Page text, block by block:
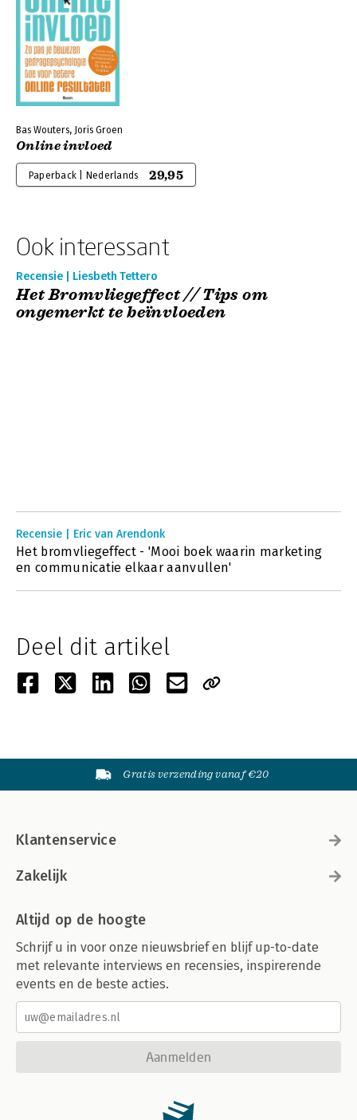
Bas Wouters, Joris Groen
Online invloed
Paperback | Nederlands 29,95
Ook interessant
Recensie | Liesbeth Tettero
Het Bromvliegeffect // Tips om
ongemerkt te beïnvloeden
Recensie | Eric van Arendonk
Het bromvliegeffect - 'Mooi boek waarin marketing
en communicatie elkaar aanvullen'
Deel dit artikel
Gratis verzending vanaf €20
Klantenservice
Zakelijk
Altijd op de hoogte
Schrijf u in voor onze nieuwsbrief en blijf up-to-date
met relevante interviews en recensies, inspirerende
events en de beste acties.
Aanmelden